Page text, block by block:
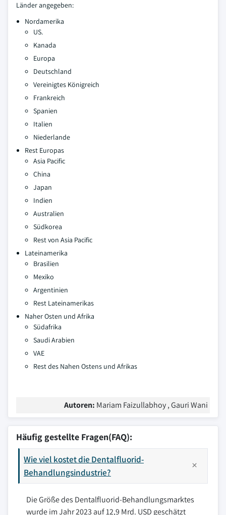
Länder angegeben:
Nordamerika
US.
Kanada
Europa
Deutschland
Vereinigtes Königreich
Frankreich
Spanien
Italien
Niederlande
Rest Europas
Asia Pacific
China
Japan
Indien
Australien
Südkorea
Rest von Asia Pacific
Lateinamerika
Brasilien
Mexiko
Argentinien
Rest Lateinamerikas
Naher Osten und Afrika
Südafrika
Saudi Arabien
VAE
Rest des Nahen Ostens und Afrikas
Autoren: Mariam Faizullabhoy , Gauri Wani
Häufig gestellte Fragen(FAQ):
Wie viel kostet die Dentalfluorid-
Behandlungsindustrie?
Die Größe des Dentalfluorid-Behandlungsmarktes
wurde im Jahr 2023 auf 12,9 Mrd. USD geschätzt